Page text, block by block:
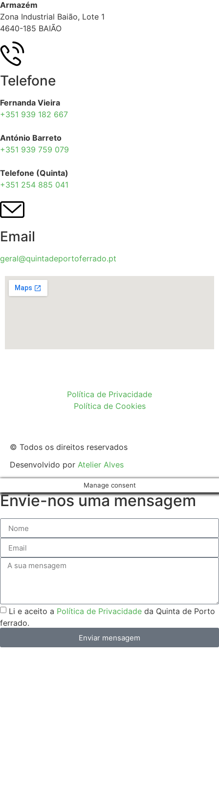
Armazém
Zona Industrial Baião, Lote 1
4640-185 BAIÃO
Telefone
Fernanda Vieira
+351 939 182 667
António Barreto
+351 939 759 079
Telefone (Quinta)
+351 254 885 041
Email
geral@quintadeportoferrado.pt
Política de Privacidade
Política de Cookies
© Todos os direitos reservados
Desenvolvido por Atelier Alves
Manage consent
Envie-nos uma mensagem
Li e aceito a Política de Privacidade da Quinta de Porto
ferrado.
Enviar mensagem